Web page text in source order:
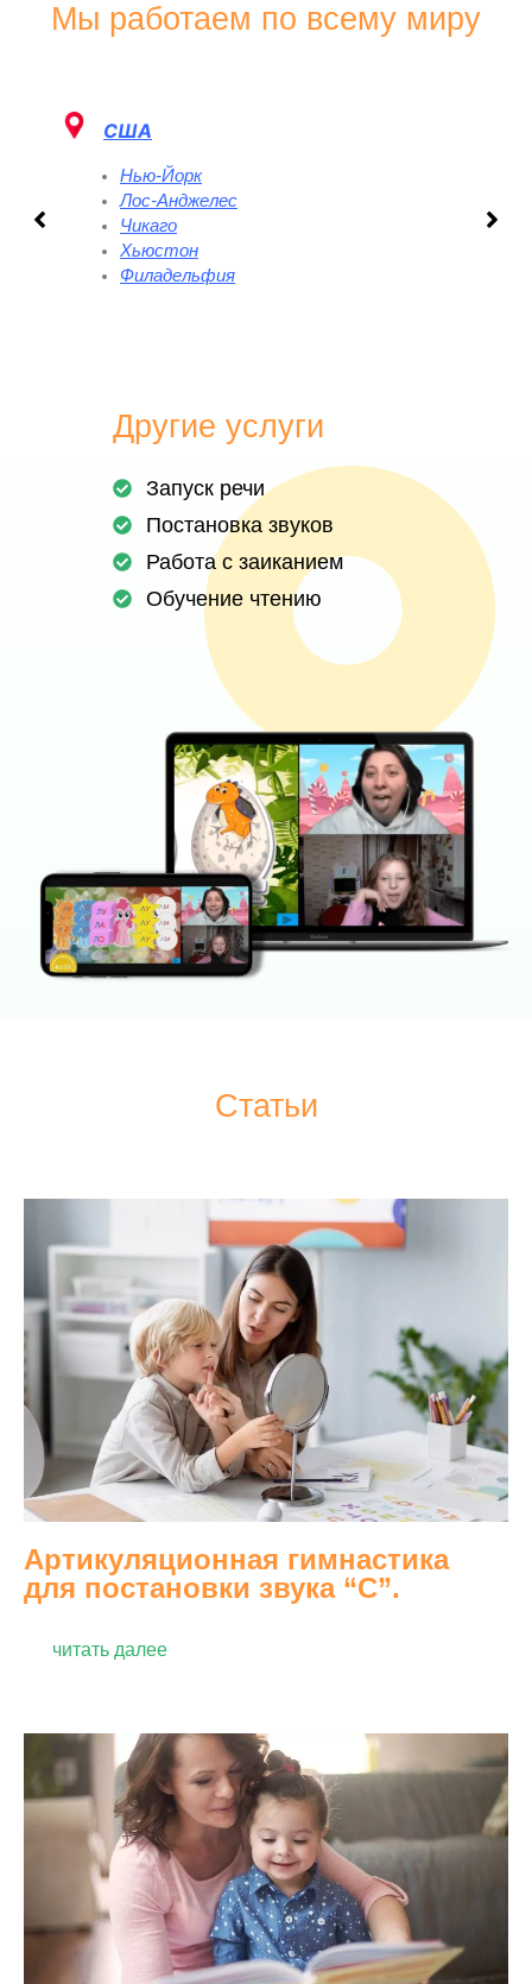
Мы работаем по всему миру
США
Нью-Йорк
Лос-Анджелес
Чикаго
Хьюстон
Филадельфия
Другие услуги
Запуск речи
Постановка звуков
Работа с заиканием
Обучение чтению
Статьи
Артикуляционная гимнастика
для постановки звука “С”.
читать далее